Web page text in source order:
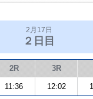
2月17日
２日目
2R 3R
11:36 12:02